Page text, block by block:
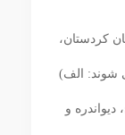
کردستان،
شوند: الف)
دیواندره و